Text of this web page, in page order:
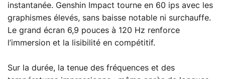
instantanée. Genshin Impact tourne en 60 ips avec les
graphismes élevés, sans baisse notable ni surchauffe.
Le grand écran 6,9 pouces à 120 Hz renforce
l’immersion et la lisibilité en compétitif.
Sur la durée, la tenue des fréquences et des